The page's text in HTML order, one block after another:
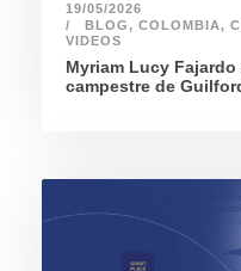
19/05/2026
BLOG, COLOMBIA,
VIDEOS
Myriam Lucy
campestre de